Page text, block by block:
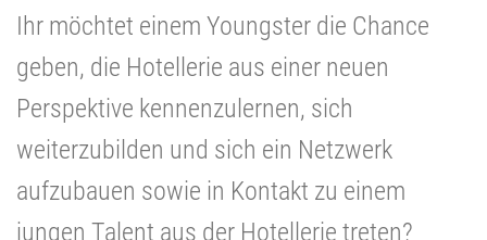
Ihr möchtet einem Youngster die Chance
geben, die Hotellerie aus einer neuen
Perspektive kennenzulernen, sich
weiterzubilden und sich ein Netzwerk
aufzubauen sowie in Kontakt zu einem
jungen Talent aus der Hotellerie treten?